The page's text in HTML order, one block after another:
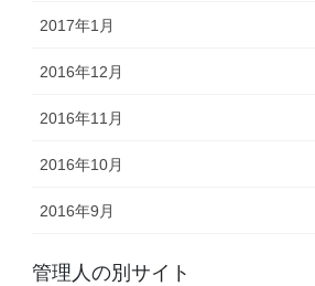
2017年1月
2016年12月
2016年11月
2016年10月
2016年9月
管理人の別サイト